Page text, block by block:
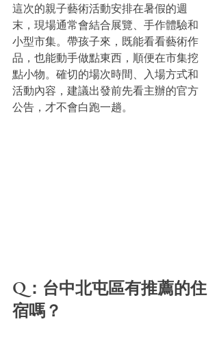
這次的親子藝術活動安排在暑假的週
末，現場通常會結合展覽、手作體驗和
小型市集。帶孩子來，既能看看藝術作
品，也能動手做點東西，順便在市集挖
點小物。確切的場次時間、入場方式和
活動內容，建議出發前先看主辦的官方
公告，才不會白跑一趟。
Q：台中北屯區有推薦的住
宿嗎？